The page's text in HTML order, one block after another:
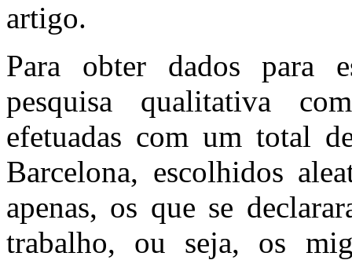
artigo.
Para obter dados para
pesquisa qualitativa
efetuadas com um total
Barcelona, escolhidos
apenas, os que se
trabalho, ou seja, os